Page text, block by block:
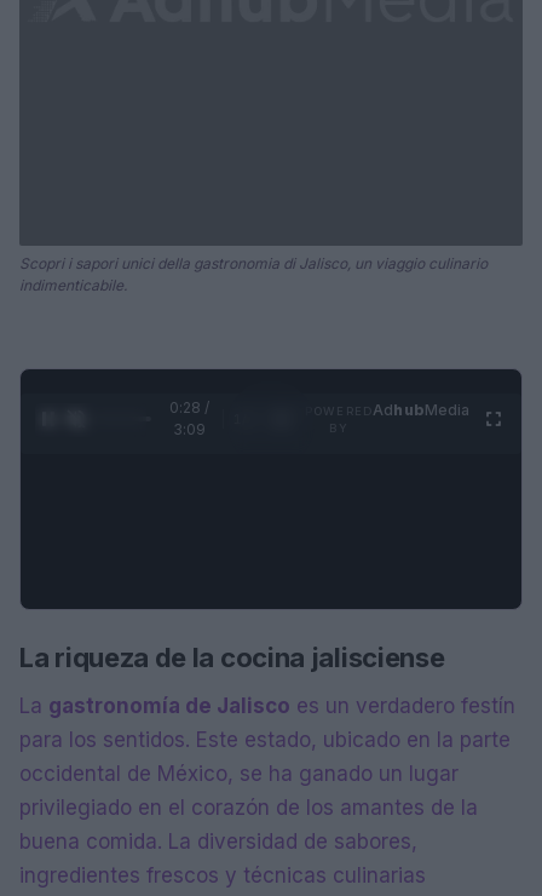
Scopri i sapori unici della gastronomia di Jalisco, un viaggio culinario
indimenticabile.
0:28 /
3:09
AdhubMedia
La riqueza de la cocina jalisciense
La gastronomía de Jalisco es un verdadero festín
para los sentidos. Este estado, ubicado en la parte
occidental de México, se ha ganado un lugar
privilegiado en el corazón de los amantes de la
buena comida. La diversidad de sabores,
ingredientes frescos y técnicas culinarias